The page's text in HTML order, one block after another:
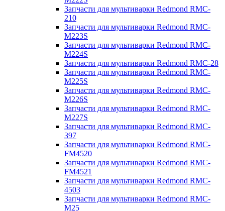
Запчасти для мультиварки Redmond RMC-
210
Запчасти для мультиварки Redmond RMC-
M223S
Запчасти для мультиварки Redmond RMC-
M224S
Запчасти для мультиварки Redmond RMC-28
Запчасти для мультиварки Redmond RMC-
M225S
Запчасти для мультиварки Redmond RMC-
M226S
Запчасти для мультиварки Redmond RMC-
M227S
Запчасти для мультиварки Redmond RMC-
397
Запчасти для мультиварки Redmond RMC-
FM4520
Запчасти для мультиварки Redmond RMC-
FM4521
Запчасти для мультиварки Redmond RMC-
4503
Запчасти для мультиварки Redmond RMC-
M25